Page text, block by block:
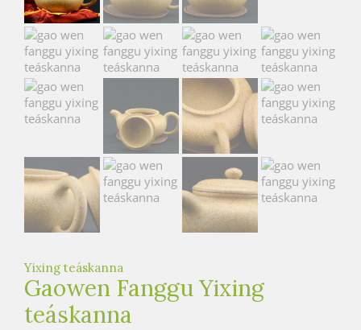
t
e
a
h
á
Yixing teáskanna
Gaowen Fanggu Yixing
teáskanna